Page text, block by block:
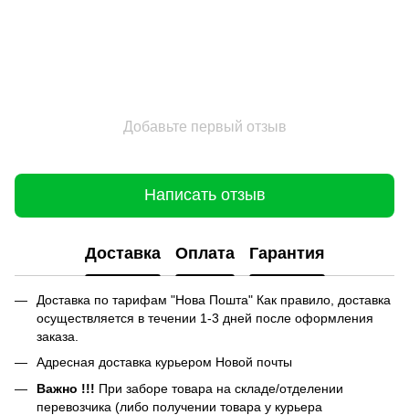
Добавьте первый отзыв
Написать отзыв
Доставка Оплата Гарантия
Доставка по тарифам "Нова Пошта" Как правило, доставка
осуществляется в течении 1-3 дней после оформления
заказа.
Адресная доставка курьером Новой почты
Важно !!! При заборе товара на складе/отделении
перевозчика (либо получении товара у курьера